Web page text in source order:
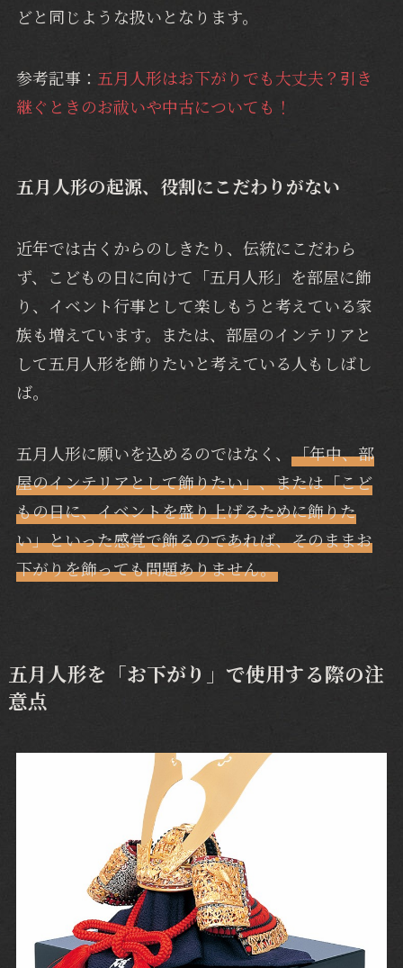
どと同じような扱いとなります。
参考記事： 五月人形はお下がりでも大丈夫？引き
継ぐときのお祓いや中古についても！
五月人形の起源、役割にこだわりがない
近年では古くからのしきたり、伝統にこだわら
ず、こどもの日に向けて「五月人形」を部屋に飾
り、イベント行事として楽しもうと考えている家
族も増えています。または、部屋のインテリアと
して五月人形を飾りたいと考えている人もしばし
ば。
五月人形に願いを込めるのではなく、 「年中、部
屋のインテリアとして飾りたい」、または「こど
もの日に、イベントを盛り上げるために飾りた
い」といった感覚で飾るのであれば、そのままお
下がりを飾っても問題ありません。
五月人形を「お下がり」で使用する際の注
意点